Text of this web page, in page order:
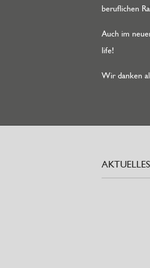
beruflichen
Auch im
life!
Wir danken
AKTUELLES